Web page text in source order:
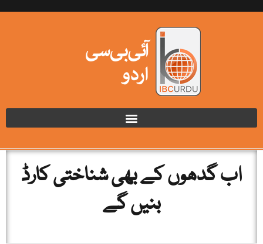
اب گدھوں کے بھی شناختی کارڈ
بنیں گے